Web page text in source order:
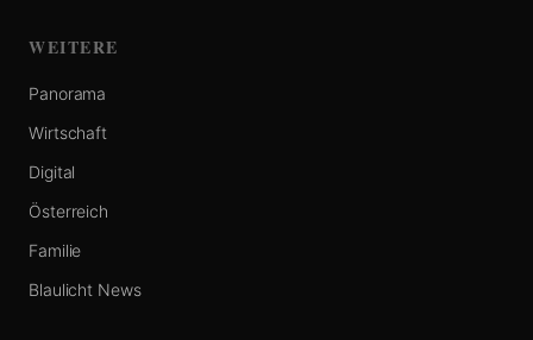
WEITERE
Panorama
Wirtschaft
Digital
Österreich
Familie
Blaulicht News